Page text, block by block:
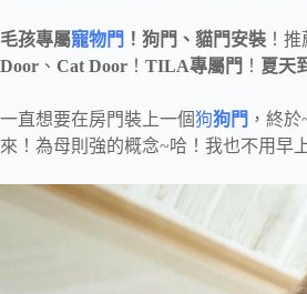
毛孩專屬寵物門 ！狗門、貓門安裝 ！
Door 、 Cat Door ！ TILA專屬門 ！ 夏天
一直想要在房門裝上一個狗狗門 ，終
來！為母則強的概念~哈！我也不用早